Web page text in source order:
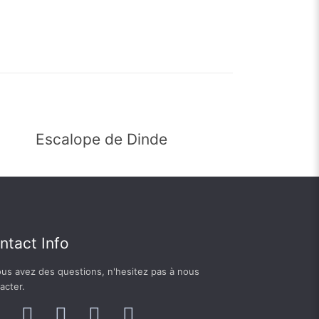
Escalope de Dinde
Info
avez des questions, n'hesitez pas à nous